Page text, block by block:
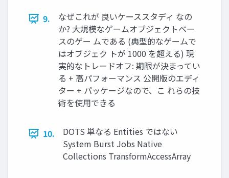
9.
なぜこれが 良いケーススタディ なの
か? 大規模なゲームオブジェクトベー
スのゲー ムである (典型的なゲームで
はオブジェク トが 1000 を超える) 現
実的なトレードオフ: 期限が決まってい
る + 高パフォーマンス 公開版のエディ
ター + パッケージなので、こ れらの技
術を使用できる
10.
DOTS 単なる Entities ではない
System Burst Jobs Native
Collections TransformAccessArray